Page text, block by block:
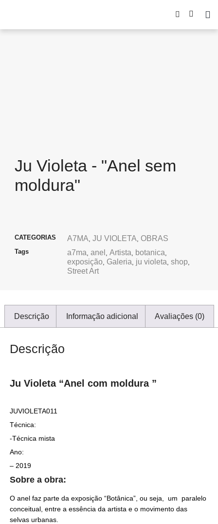
Ju Violeta - "Anel sem
moldura"
CATEGORIAS A7MA, JU VIOLETA, OBRAS
Tags a7ma, anel , Artista, botanica,
exposição, Galeria, ju violeta, shop,
Street Art
Descrição Informação adicional Avaliações (0)
Descrição
Ju Violeta “Anel com moldura ”
JUVIOLETA011
Técnica:
-Técnica mista
Ano:
– 2019
Sobre a obra:
O anel faz parte da exposição “Botânica”, ou seja, um paralelo
conceitual, entre a essência da artista e o movimento das
selvas urbanas.